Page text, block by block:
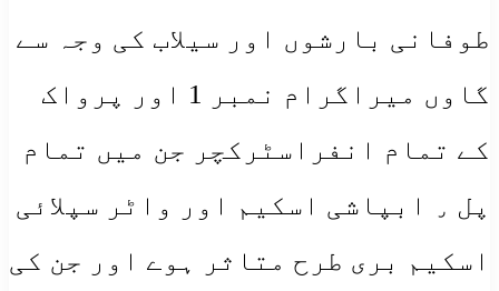
طوفانی بارشوں اور سیلاب کی وجہ سے
گاوں میراگرام نمبر 1 اور پرواک
کے تمام انفراسٹرکچر جن میں تمام
پل ٫ ابپاشی اسکیم اور واٹر سپلائی
اسکیم بری طرح متاثر ہوے اور جن کی